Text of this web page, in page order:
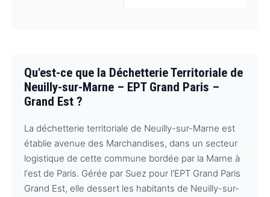
Qu'est-ce que la Déchetterie Territoriale de
Neuilly-sur-Marne – EPT Grand Paris –
Grand Est ?
La déchetterie territoriale de Neuilly-sur-Marne est
établie avenue des Marchandises, dans un secteur
logistique de cette commune bordée par la Marne à
l'est de Paris. Gérée par Suez pour l'EPT Grand Paris
Grand Est, elle dessert les habitants de Neuilly-sur-